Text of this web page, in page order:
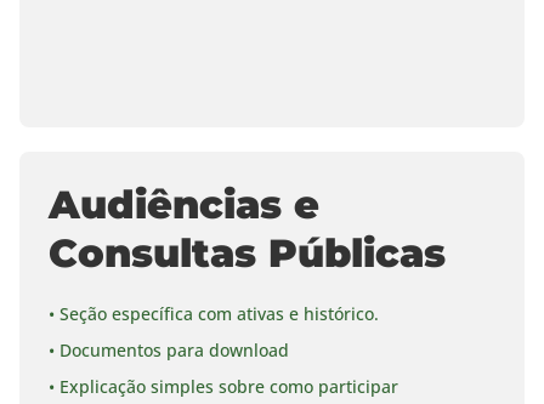
Audiências e
Consultas Públicas
• Seção específica com ativas e histórico.
• Documentos para download
• Explicação simples sobre como participar